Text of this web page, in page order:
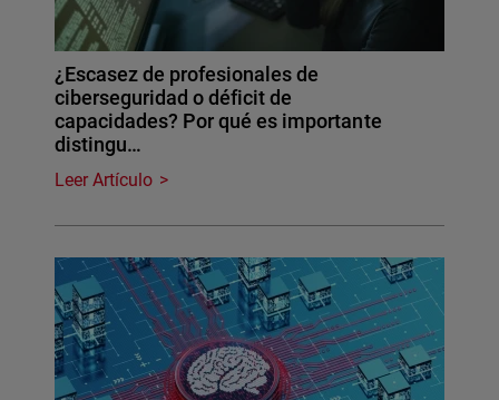
¿Escasez de profesionales de
ciberseguridad o déficit de
capacidades? Por qué es importante
distingu…
Leer Artículo